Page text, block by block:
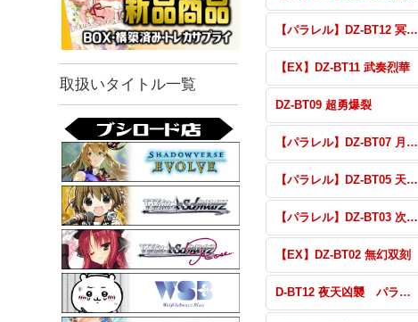
取扱いタイトル一覧
【パラレル】DZ-BT12 冥淵葬空
【EX】DZ-BT11 武奏烈華
DZ-BT09 超勇爆裂
【パラレル】DZ-BT07 月牙蒼焔
【パラレル】DZ-BT05 天智覚命
【パラレル】DZ-BT03 次元超躍
【EX】DZ-BT02 無幻双刻
D-BT12 夜天凶襲 パラレル・EX